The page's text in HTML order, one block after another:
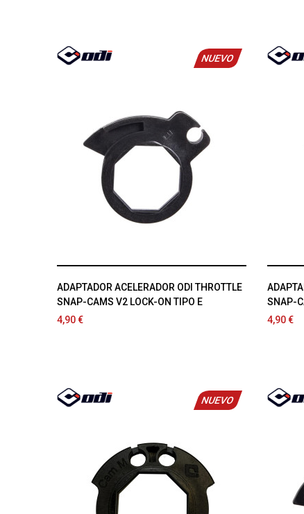
NUEVO
ADAPTADOR ACELERADOR ODI THROTTLE
SNAP-CAMS V2 LOCK-ON TIPO E
4,90 €
SNAP-
4,90 €
NUEVO